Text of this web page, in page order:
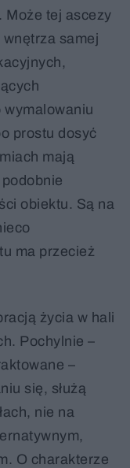
Może tej ascezy
samej
prostu dosyć
mają
obiektu. Są na
ma przecież
życia w hali
Pochylnie –
–
się, służą
nie na
O charakterze